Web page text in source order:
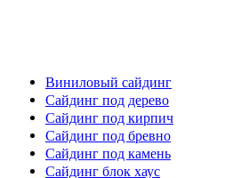
Виниловый сайдинг
Сайдинг под дерево
Сайдинг под кирпич
Сайдинг под бревно
Сайдинг под камень
Cайдинг блок хаус